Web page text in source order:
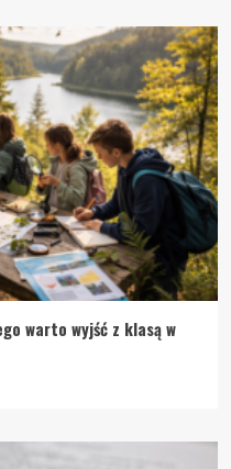
warto wyjść z klasą w